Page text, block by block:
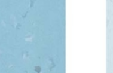
呼伦贝尔同透四折-华宙系列